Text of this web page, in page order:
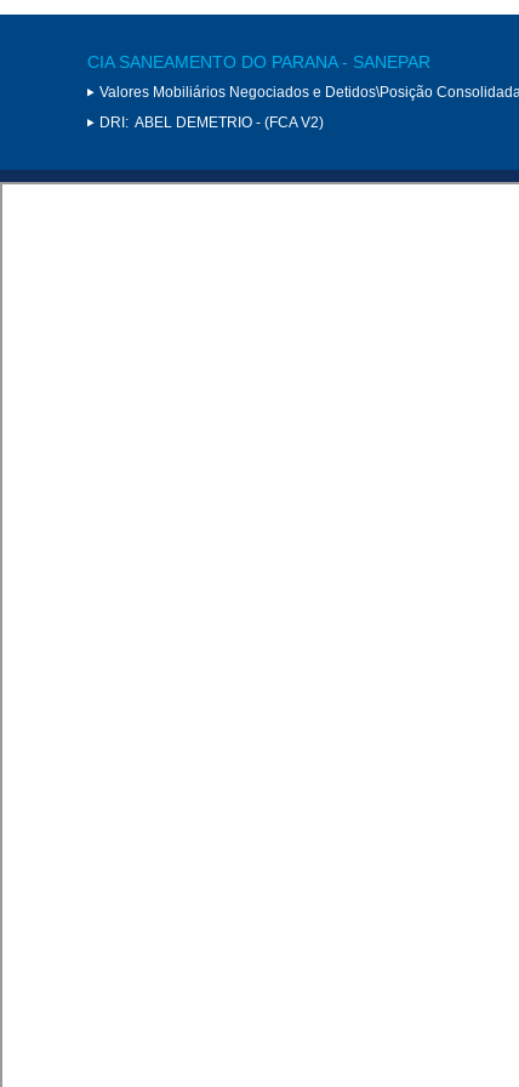
CIA SANEAMENTO DO PARANA - SANEPAR
Valores Mobiliários Negociados e Detidos\Posição Consolidada
DRI: ABEL DEMETRIO - (FCA V2)